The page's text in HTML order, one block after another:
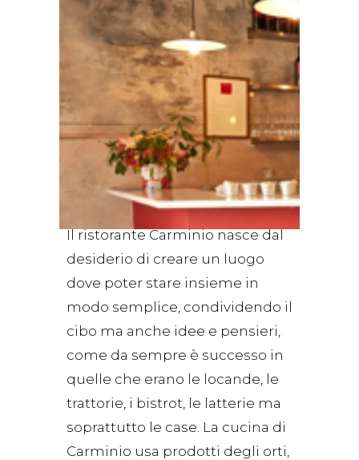
Il ristorante Carminio nasce dal
desiderio di creare un luogo
dove poter stare insieme in
modo semplice, condividendo il
cibo ma anche idee e pensieri,
come da sempre è successo in
quelle che erano le locande, le
trattorie, i bistrot, le latterie ma
soprattutto le case. La cucina di
Carminio usa prodotti degli orti,